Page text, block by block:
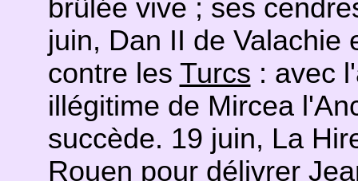
brûlée vive ; ses
juin, Dan II de Valachie
contre les Turcs : avec
illégitime de Mircea
succède. 19 juin, La
Rouen pour délivrer